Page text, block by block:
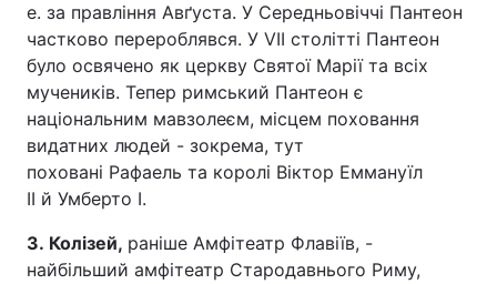
е. за правління Авґуста. У Середньовіччі Пантеон
частково перероблявся. У VII столітті Пантеон
було освячено як церкву Святої Марії та всіх
мучеників. Тепер римський Пантеон є
національним мавзолеєм, місцем поховання
видатних людей - зокрема, тут
поховані Рафаель та королі Віктор Еммануїл
II й Умберто I.
3. Колізей, раніше Амфітеатр Флавіїв, -
найбільший амфітеатр Стародавнього Риму,